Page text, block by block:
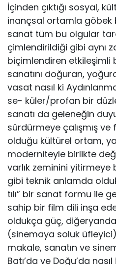
İçinden çıktığı sosyal,
inançsal ortamla göbek
sanat tüm bu olgular
çimlendirildiği gibi aynı
biçimlendiren et­kileşimli
sanatını doğuran,
vasat nasıl ki
se- küler/profan bir
sanatı da geleneğin
sürdürmeye çalışmış
olduğu kültürel ortam,
moderniteyle birlikte
varlık zeminini yitirmeye
gibi teknik anlamda
tılı” bir sanat formu ile
sahip bir film di­li inşa
oldukça güç,
(sinemaya soluk
makale, sa­natın ve
Batı’da ve Doğu’da